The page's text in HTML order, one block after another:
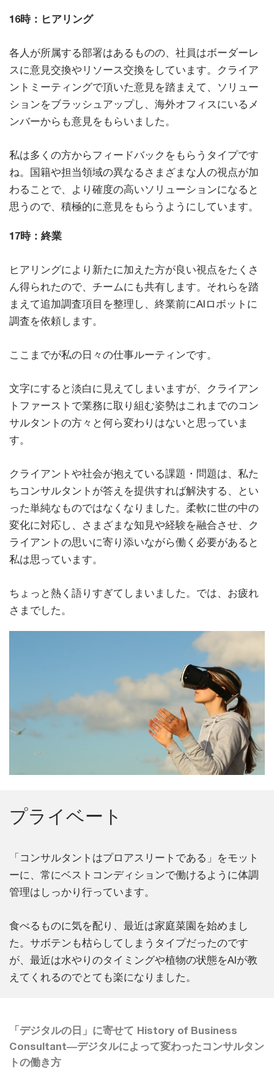
16時：ヒアリング
各人が所属する部署はあるものの、社員はボーダーレ
スに意見交換やリソース交換をしています。クライア
ントミーティングで頂いた意見を踏まえて、ソリュー
ションをブラッシュアップし、海外オフィスにいるメ
ンバーからも意見をもらいました。
私は多くの方からフィードバックをもらうタイプです
ね。国籍や担当領域の異なるさまざまな人の視点が加
わることで、より確度の高いソリューションになると
思うので、積極的に意見をもらうようにしています。
17時：終業
ヒアリングにより新たに加えた方が良い視点をたくさ
ん得られたので、チームにも共有します。それらを踏
まえて追加調査項目を整理し、終業前にAIロボットに
調査を依頼します。
ここまでが私の日々の仕事ルーティンです。
文字にすると淡白に見えてしまいますが、クライアン
トファーストで業務に取り組む姿勢はこれまでのコン
サルタントの方々と何ら変わりはないと思っていま
す。
クライアントや社会が抱えている課題・問題は、私た
ちコンサルタントが答えを提供すれば解決する、とい
った単純なものではなくなりました。柔軟に世の中の
変化に対応し、さまざまな知見や経験を融合させ、ク
ライアントの思いに寄り添いながら働く必要があると
私は思っています。
ちょっと熱く語りすぎてしまいました。では、お疲れ
さまでした。
プライベート
「コンサルタントはプロアスリートである」をモット
ーに、常にベストコンディションで働けるように体調
管理はしっかり行っています。
食べるものに気を配り、最近は家庭菜園を始めまし
た。サボテンも枯らしてしまうタイプだったのです
が、最近は水やりのタイミングや植物の状態をAIが教
えてくれるのでとても楽になりました。
「デジタルの日」に寄せて History of Business
Consultant―デジタルによって変わったコンサルタン
トの働き方